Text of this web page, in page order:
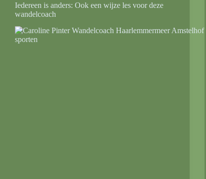
Iedereen is anders: Ook een wijze les voor deze
wandelcoach